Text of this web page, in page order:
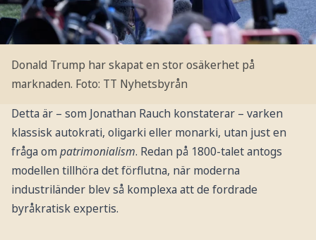
Donald Trump har skapat en stor osäkerhet på
marknaden. Foto: TT Nyhetsbyrån
Detta är – som Jonathan Rauch konstaterar – varken
klassisk autokrati, oligarki eller monarki, utan just en
fråga om patrimonialism. Redan på 1800-talet antogs
modellen tillhöra det förflutna, när moderna
industriländer blev så komplexa att de fordrade
byråkratisk expertis.